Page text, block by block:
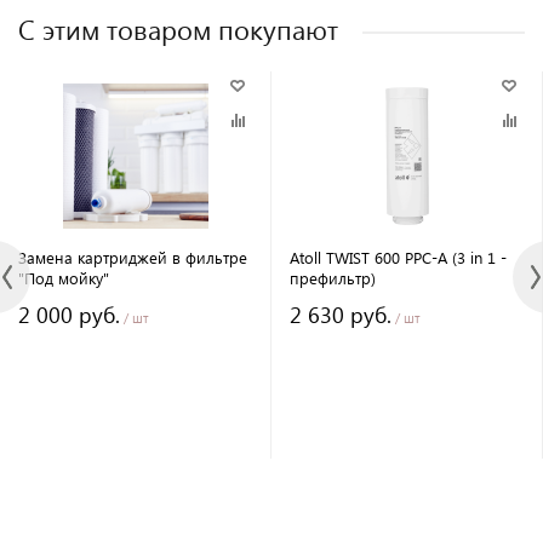
С этим товаром покупают
Замена картриджей в фильтре
"Под мойку"
2 000 руб. / шт
Atoll TWIST 600 PPC-A (3 in 1 -
префильтр)
2 630 руб. / шт